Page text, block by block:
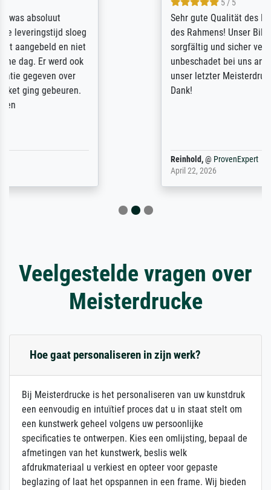
Sehr gute Qualität des Leinwanddrucks und
des Rahmens! Unser Bild wurde sehr
sorgfältig und sicher verpackt, so dass es
unbeschadet bei uns ankam. Es wird nicht
unser letzter Meisterdruck sein. Vielen
Dank!
Veelgestelde vragen over
Meisterdrucke
Hoe gaat personaliseren in zijn werk?
Bij Meisterdrucke is het personaliseren van uw kunstdruk
een eenvoudig en intuïtief proces dat u in staat stelt om
een kunstwerk geheel volgens uw persoonlijke
specificaties te ontwerpen. Kies een omlijsting, bepaal de
afmetingen van het kunstwerk, beslis welk
afdrukmateriaal u verkiest en opteer voor gepaste
beglazing of laat het opspannen in een frame. Wij bieden